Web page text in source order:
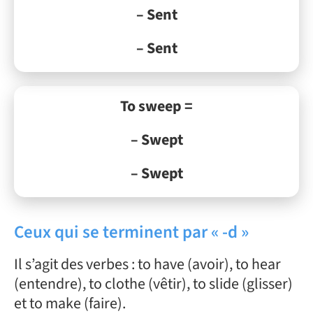
– Sent
– Sent
To sweep =
– Swept
– Swept
Ceux qui se terminent par « -d »
Il s’agit des verbes : to have (avoir), to hear
(entendre), to clothe (vêtir), to slide (glisser)
et to make (faire).